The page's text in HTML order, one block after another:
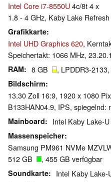
Intel Core i7-8550U4c/8t 4 x
1.8 - 4 GHz, Kaby Lake Refresh
Grafikkarte
Intel UHD Graphics 620,
Speichertakt: 1066 MHz,
RAM 8 GB , LPDDR3-
Bildschirm
13.30 Zoll 16:9, 1920 x 1080
B133HAN04.9, IPS, spiegelnd:
Mainboard Intel Kaby Lake-
Massenspeicher
Samsung PM961 NVMe
512 GB
, 455 GB verfügbar
Soundkarte Intel Kaby Lake-